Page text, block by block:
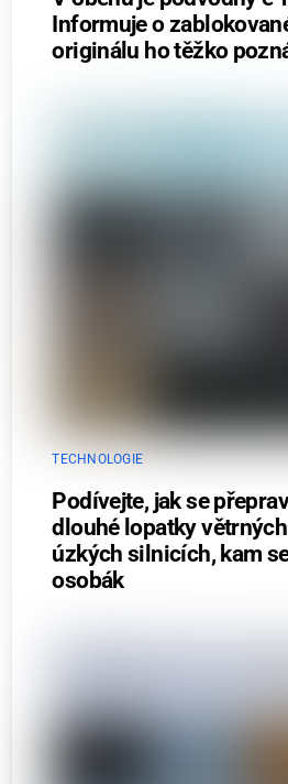
Informuje o
originálu ho těžko
TECHNOLOGIE
Podívejte, jak se
dlouhé lopatky
úzkých silnicích, kam
osobák